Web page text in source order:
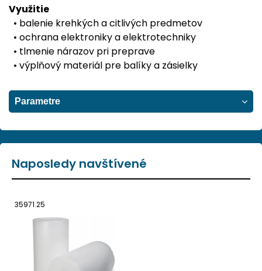
Využitie
• balenie krehkých a citlivých predmetov
• ochrana elektroniky a elektrotechniky
• tlmenie nárazov pri preprave
• výplňový materiál pre balíky a zásielky
Parametre
Naposledy navštívené
35971.25